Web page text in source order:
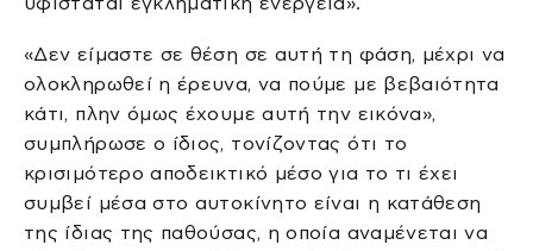
«Δεν είμαστε σε θέση σε αυτή τη φάση, μέχρι να
ολοκληρωθεί η έρευνα, να πούμε με βεβαιότητα
κάτι, πλην όμως έχουμε αυτή την εικόνα»,
συμπλήρωσε ο ίδιος, τονίζοντας ότι το
κρισιμότερο αποδεικτικό μέσο για το τι έχει
συμβεί μέσα στο αυτοκίνητο είναι η κατάθεση
της ίδιας της παθούσας, η οποία αναμένεται να